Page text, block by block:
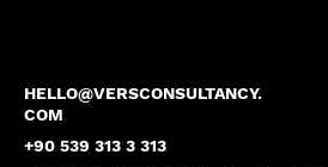
HELLO@VERSCONSULTANCY.
COM
+90 539 313 3 313